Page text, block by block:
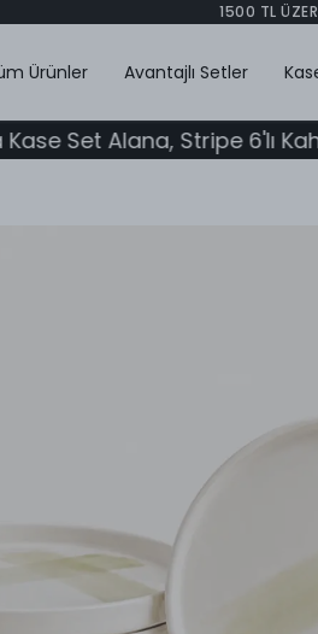
Ömür
Ürünler Avantajlı Setler
Alana, Stripe 6'lı Kahvaltı